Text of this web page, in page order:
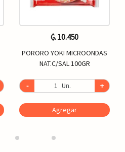
₲. 10.450
PORORO YOKI MICROONDAS
NAT.C/SAL 100GR
- Un. +
Agregar